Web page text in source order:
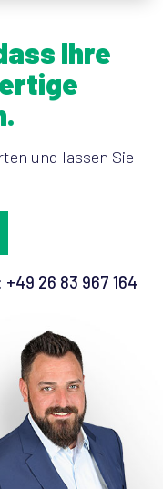
Ihre
und lassen Sie
26 83 967 164